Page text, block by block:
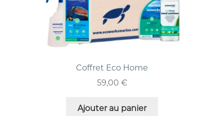
Coffret Eco Home
59,00 €
Ajouter au panier